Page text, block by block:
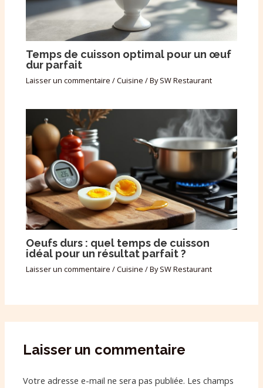
Temps de cuisson optimal pour un œuf
dur parfait
Laisser un commentaire /Cuisine / BySW Restaurant
Oeufs durs : quel temps de cuisson
idéal pour un résultat parfait ?
Laisser un commentaire /Cuisine / BySW Restaurant
Laisser un commentaire
Votre adresse e-mail ne sera pas publiée. Les champs